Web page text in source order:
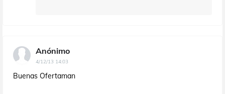
Anónimo
4/12/13 14:03
Buenas Ofertaman